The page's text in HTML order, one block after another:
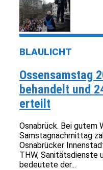
BLAULICHT
Ossensamstag
behandelt und
erteilt
Osnabrück. Bei
Samstagnachmittag
Osnabrücker
THW, Sanitätsdienste
bedeutete der...